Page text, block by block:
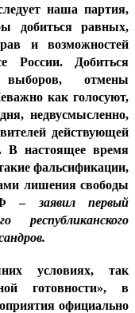
наша партия,
добиться равных,
и возможностей
России. Добиться
выборов, отмены
как голосуют,
недвусмысленно,
действующей
В настоящее время
фальсификации,
лишения свободы
РФ – заявил первый
республиканского
условиях, так
готовности», в
официально